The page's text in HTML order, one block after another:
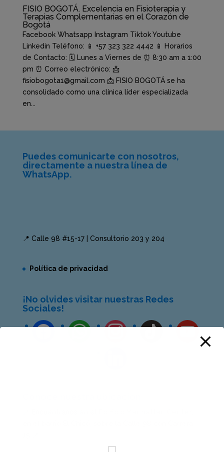
FISIO BOGOTÁ. Excelencia en Fisioterapia y
Terapias Complementarias en el Corazón de
Bogotá
Facebook Whatsapp Instagram Tiktok Youtube
Linkedin Teléfono: 📱 +57 323 322 4442 📱 Horarios
de Contacto: 🗓️ Lunes a Viernes de ⏰ 8:30 am a 1:00
pm ⏰ Correo electrónico: 📩
fisiobogota1@gmail.com 📩 FISIO BOGOTÁ se ha
consolidado como una clínica líder especializada
en...
Puedes comunicarte con nosotros,
directamente a nuestra línea de
WhatsApp.
📍 Calle 98 #15-17 | Consultorio 203 y 204
Política de privacidad
¡No olvides visitar nuestras Redes
Sociales!